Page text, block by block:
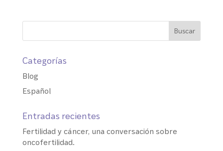
Categorías
Blog
Español
Entradas recientes
Fertilidad y cáncer, una conversación sobre
oncofertilidad.